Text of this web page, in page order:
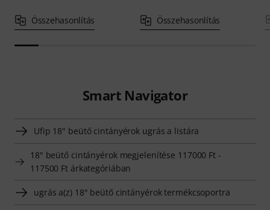
Összehasonlítás Összehasonlítás
Smart Navigator
Ufip 18" beütő cintányérok ugrás a listára
18" beütő cintányérok megjelenítése 117000 Ft -
117500 Ft árkategóriában
ugrás a(z) 18" beütő cintányérok termékcsoportra